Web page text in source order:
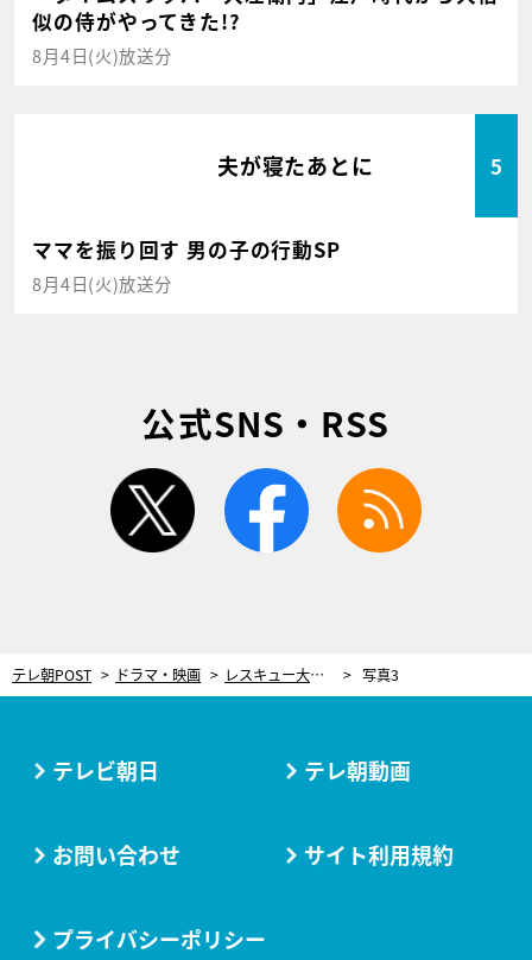
似の侍がやってきた!?
8月4日(火)放送分
夫が寝たあとに 5
ママを振り回す 男の子の行動SP
8月4日(火)放送分
公式SNS・RSS
twitter facebook
テレ朝POST ドラマ・映画 レスキュー大作『PJ ～航空救難団～』涙のクランクアップ！内野聖陽「皆さん、あっぱれだ!!」 写真3
テレビ朝日 テレ朝動画
お問い合わせ サイト利用規約
プライバシーポリシー